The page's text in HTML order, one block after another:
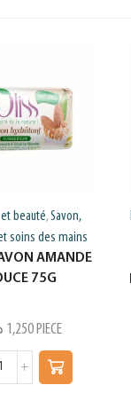
beauté, Savon,
soins des mains
AMANDE
75G
1,250 PIECE